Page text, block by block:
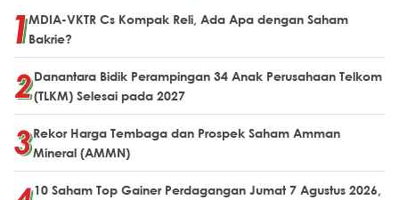
MDIA-VKTR Cs Kompak Reli, Ada Apa dengan Saham
Bakrie?
Danantara Bidik Perampingan 34 Anak Perusahaan Telkom
(TLKM) Selesai pada 2027
Rekor Harga Tembaga dan Prospek Saham Amman
Mineral (AMMN)
10 Saham Top Gainer Perdagangan Jumat 7 Agustus 2026,